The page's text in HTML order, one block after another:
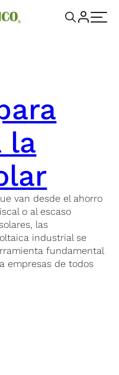
la
van desde el ahorro
o al escaso
las
industrial se
fundamental
empresas de todos